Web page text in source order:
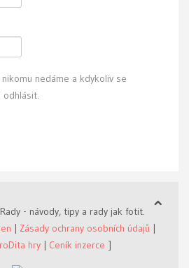
nedáme a kdykoliv se
odhlásit.
- návody, tipy a rady jak fotit.
Zásady ochrany osobních údajů|
hry Ceník inzerce ]